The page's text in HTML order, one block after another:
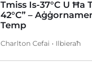
Tmiss Is-37°C U Ħa
42°C” –
Temp
Charlton Cefai • Ilbieraħ